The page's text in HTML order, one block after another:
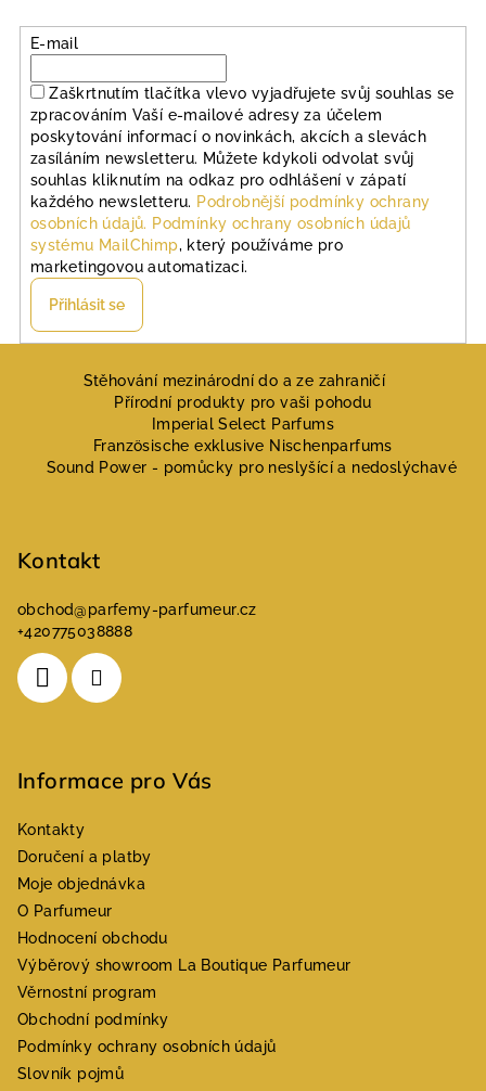
E-mail
Zaškrtnutím tlačítka vlevo vyjadřujete svůj souhlas se
zpracováním Vaší e-mailové adresy za účelem
poskytování informací o novinkách, akcích a slevách
zasíláním newsletteru. Můžete kdykoli odvolat svůj
souhlas kliknutím na odkaz pro odhlášení v zápatí
každého newsletteru. Podrobnější podmínky ochrany
osobních údajů. Podmínky ochrany osobních údajů
systému MailChimp, který používáme pro
marketingovou automatizaci.
Přihlásit se
Stěhování mezinárodní do a ze zahraničí
Přírodní produkty pro vaši pohodu
Imperial Select Parfums
Französische exklusive Nischenparfums
Sound Power - pomůcky pro neslyšící a nedoslýchavé
Kontakt
obchod@parfemy-parfumeur.cz
+420775038888
Informace pro Vás
Kontakty
Doručení a platby
Moje objednávka
O Parfumeur
Hodnocení obchodu
Výběrový showroom La Boutique Parfumeur
Věrnostní program
Obchodní podmínky
Podmínky ochrany osobních údajů
Slovník pojmů